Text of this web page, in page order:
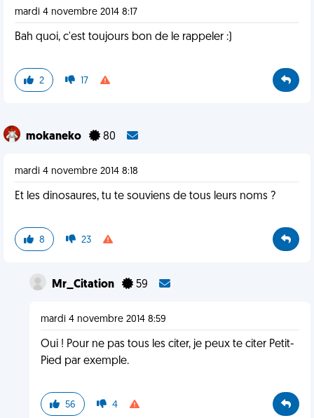
mardi 4 novembre 2014 8:17
Bah quoi, c'est toujours bon de le rappeler :)
2 17
mokaneko 80
mardi 4 novembre 2014 8:18
Et les dinosaures, tu te souviens de tous leurs noms ?
8 23
Mr_Citation 59
mardi 4 novembre 2014 8:59
Oui ! Pour ne pas tous les citer, je peux te citer Petit-
Pied par exemple.
56 4